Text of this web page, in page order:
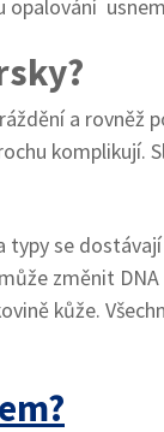
a rovněž
komplikují.
se
změnit
kůže.